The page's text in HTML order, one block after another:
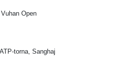
Open
torna, Sanghaj